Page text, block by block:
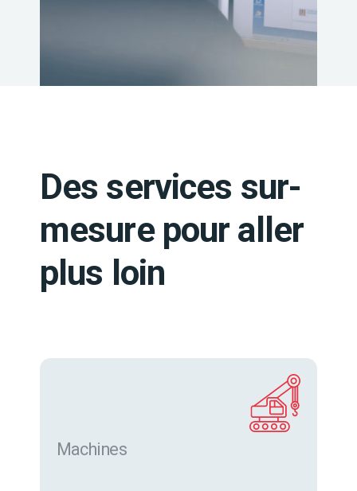
Des services sur-
mesure pour aller
plus loin
Machines